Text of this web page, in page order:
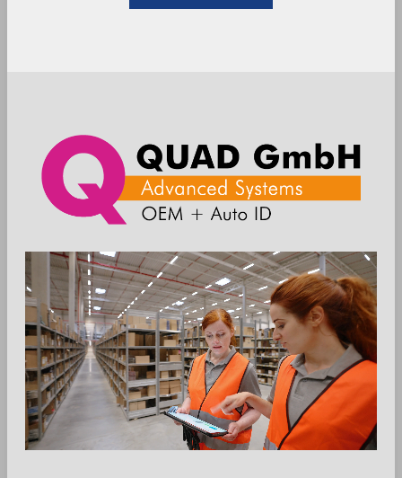
Die Toshiba TCx 620 ist ein kompaktes POS-
Mit der neuen TCx 620 erfüllt TOSHIBA den
Wunsch unserer Fachpartner nach einem optisch
und preislich attraktivem Touchsystem in
bewährter TOSHIBA Qualität, welches sich jeder
Ideal für Gastronomie und Einzelhandel
beansprucht das System wenig Platz, erfüllt aber
mit dem brillanten 14" Widescreen in FullHD
Qualität, zahlreichen Schnittstellen und dem
starken N97 Prozessor alle Anforderungen
moderner Kassensysteme.
Mit vielen unschlagbaren Details: Das
ultraschmale Gehäuse mit abgerundetem